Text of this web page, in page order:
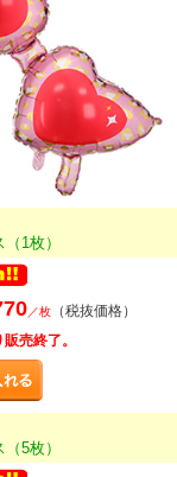
1枚）
／枚
（税抜価格）
売終了。
5枚）